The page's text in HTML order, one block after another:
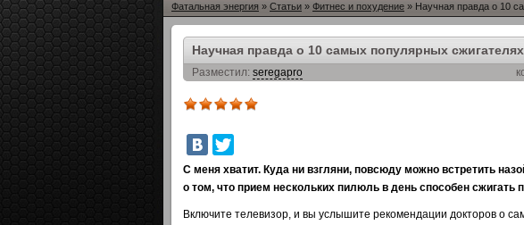
Фатальная энергия » Статьи » Фитнес и похудение » Научная правда о 10
Научная правда о 10 самых популярных
Разместил: seregapro
С меня хватит. Куда ни взгляни, повсюду можно встретить
о том, что прием нескольких пилюль в день способен сжигать
Включите телевизор, и вы услышите рекомендации докторов о